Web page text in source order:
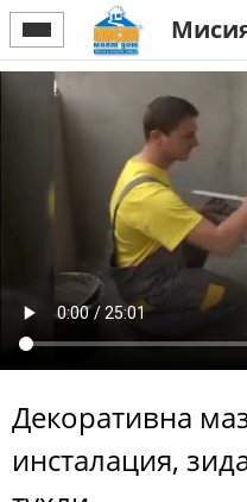
Декоративна
инсталация,